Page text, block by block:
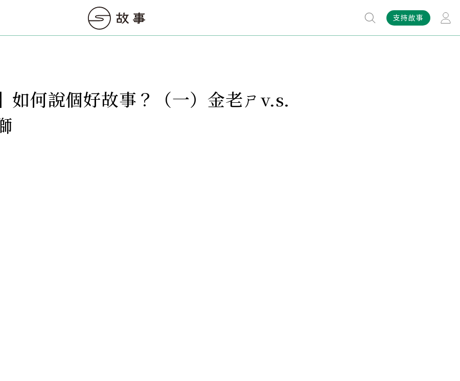
支持故事
如何說個好故事？（一）金老ㄕv.s.